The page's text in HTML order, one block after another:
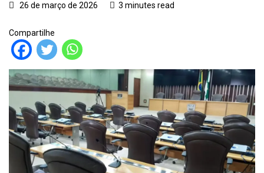
26 de março de 2026 3 minutes read
Compartilhe